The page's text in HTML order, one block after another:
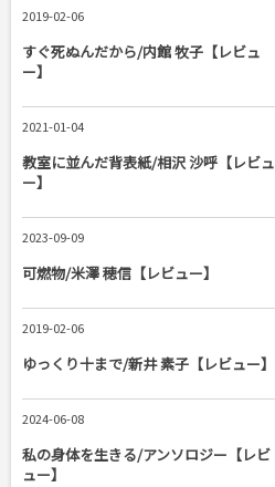
2019-02-06
すぐ死ぬんだから/内館 牧子【レビュ
ー】
2021-01-04
教室に並んだ背表紙/相沢 沙呼【レビュ
ー】
2023-09-09
可燃物/米澤 穂信【レビュー】
2019-02-06
ゆっくり十まで/新井 素子【レビュー】
2024-06-08
私の身体を生きる/アンソロジー【レビ
ュー】